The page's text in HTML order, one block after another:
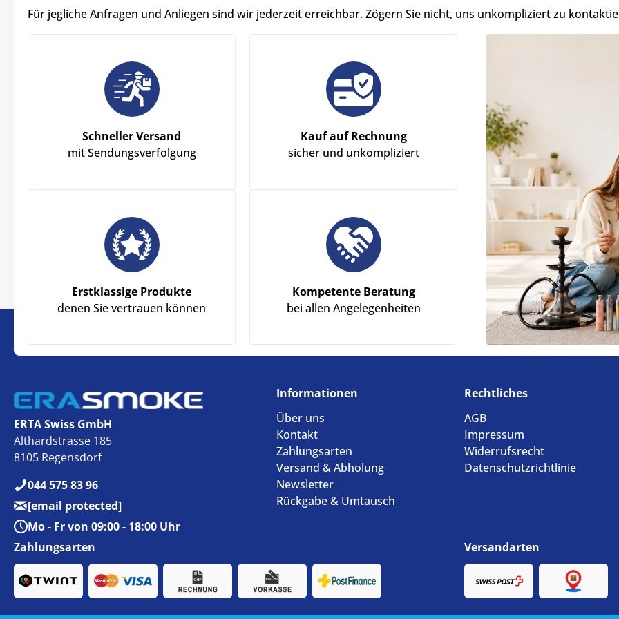
Für jegliche Anfragen und Anliegen sind wir jederzeit erreichbar. Zögern Sie nicht, uns unkompliziert zu
Schneller Versand
mit Sendungsverfolgung
Kauf auf Rechnung
sicher und unkompliziert
Erstklassige Produkte
denen Sie vertrauen können
Kompetente Beratung
bei allen Angelegenheiten
ERTA Swiss GmbH
Althardstrasse 185
8105 Regensdorf
044 575 83 96
[email protected]
Mo - Fr von 09:00 - 18:00 Uhr
Informationen
Über uns
Kontakt
Zahlungsarten
Versand & Abholung
Newsletter
Rückgabe & Umtausch
Rechtliches
AGB
Impressum
Widerrufsrecht
Datenschutzrichtlinie
Zahlungsarten Versandarten